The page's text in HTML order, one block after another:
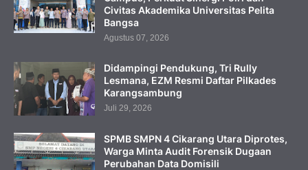
Civitas Akademika Universitas Pelita
Bangsa
Agustus 07, 2026
Didampingi Pendukung, Tri Rully
Lesmana, EZM Resmi Daftar Pilkades
Karangsambung
Juli 29, 2026
SPMB SMPN 4 Cikarang Utara Diprotes,
Warga Minta Audit Forensik Dugaan
Perubahan Data Domisili